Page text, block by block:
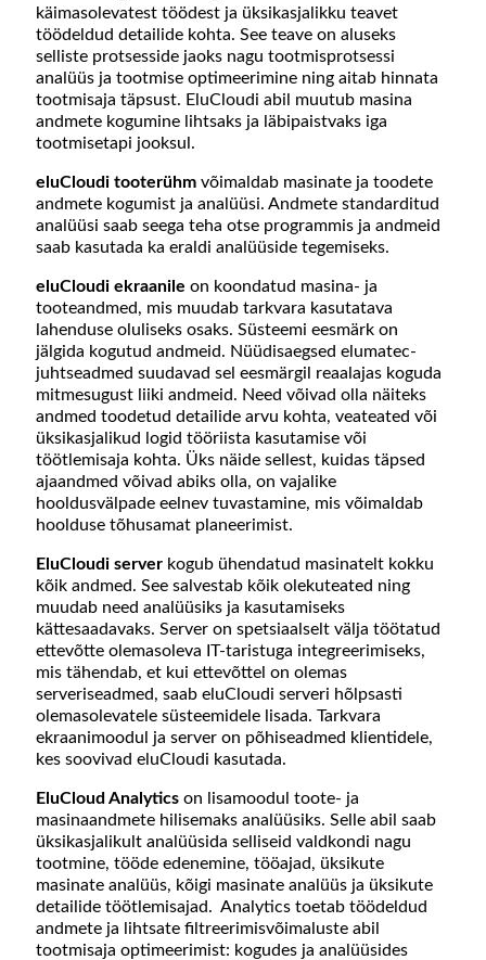
käimasolevatest töödest ja üksikasjalikku teavet
töödeldud detailide kohta. See teave on aluseks
selliste protsesside jaoks nagu tootmisprotsessi
analüüs ja tootmise optimeerimine ning aitab hinnata
tootmisaja täpsust. EluCloudi abil muutub masina
andmete kogumine lihtsaks ja läbipaistvaks iga
tootmisetapi jooksul.
eluCloudi tooterühm võimaldab masinate ja toodete
andmete kogumist ja analüüsi. Andmete standarditud
analüüsi saab seega teha otse programmis ja andmeid
saab kasutada ka eraldi analüüside tegemiseks.
eluCloudi ekraanile on koondatud masina- ja
tooteandmed, mis muudab tarkvara kasutatava
lahenduse oluliseks osaks. Süsteemi eesmärk on
jälgida kogutud andmeid. Nüüdisaegsed elumatec-
juhtseadmed suudavad sel eesmärgil reaalajas koguda
mitmesugust liiki andmeid. Need võivad olla näiteks
andmed toodetud detailide arvu kohta, veateated või
üksikasjalikud logid tööriista kasutamise või
töötlemisaja kohta. Üks näide sellest, kuidas täpsed
ajaandmed võivad abiks olla, on vajalike
hooldusvälpade eelnev tuvastamine, mis võimaldab
hoolduse tõhusamat planeerimist.
EluCloudi server kogub ühendatud masinatelt kokku
kõik andmed. See salvestab kõik olekuteated ning
muudab need analüüsiks ja kasutamiseks
kättesaadavaks. Server on spetsiaalselt välja töötatud
ettevõtte olemasoleva IT-taristuga integreerimiseks,
mis tähendab, et kui ettevõttel on olemas
serveriseadmed, saab eluCloudi serveri hõlpsasti
olemasolevatele süsteemidele lisada. Tarkvara
ekraanimoodul ja server on põhiseadmed klientidele,
kes soovivad eluCloudi kasutada.
EluCloud Analytics on lisamoodul toote- ja
masinaandmete hilisemaks analüüsiks. Selle abil saab
üksikasjalikult analüüsida selliseid valdkondi nagu
tootmine, tööde edenemine, tööajad, üksikute
masinate analüüs, kõigi masinate analüüs ja üksikute
detailide töötlemisajad. Analytics toetab töödeldud
andmete ja lihtsate filtreerimisvõimaluste abil
tootmisaja optimeerimist: kogudes ja analüüsides